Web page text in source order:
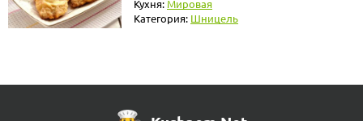
Кухня: Мировая
Категория: Шницель